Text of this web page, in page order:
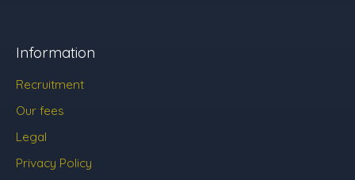
Information
Recruitment
Our fees
Legal
Privacy Policy